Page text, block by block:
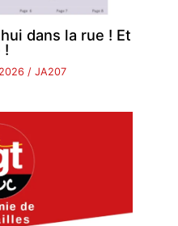
dans la rue ! Et
!
/JA207